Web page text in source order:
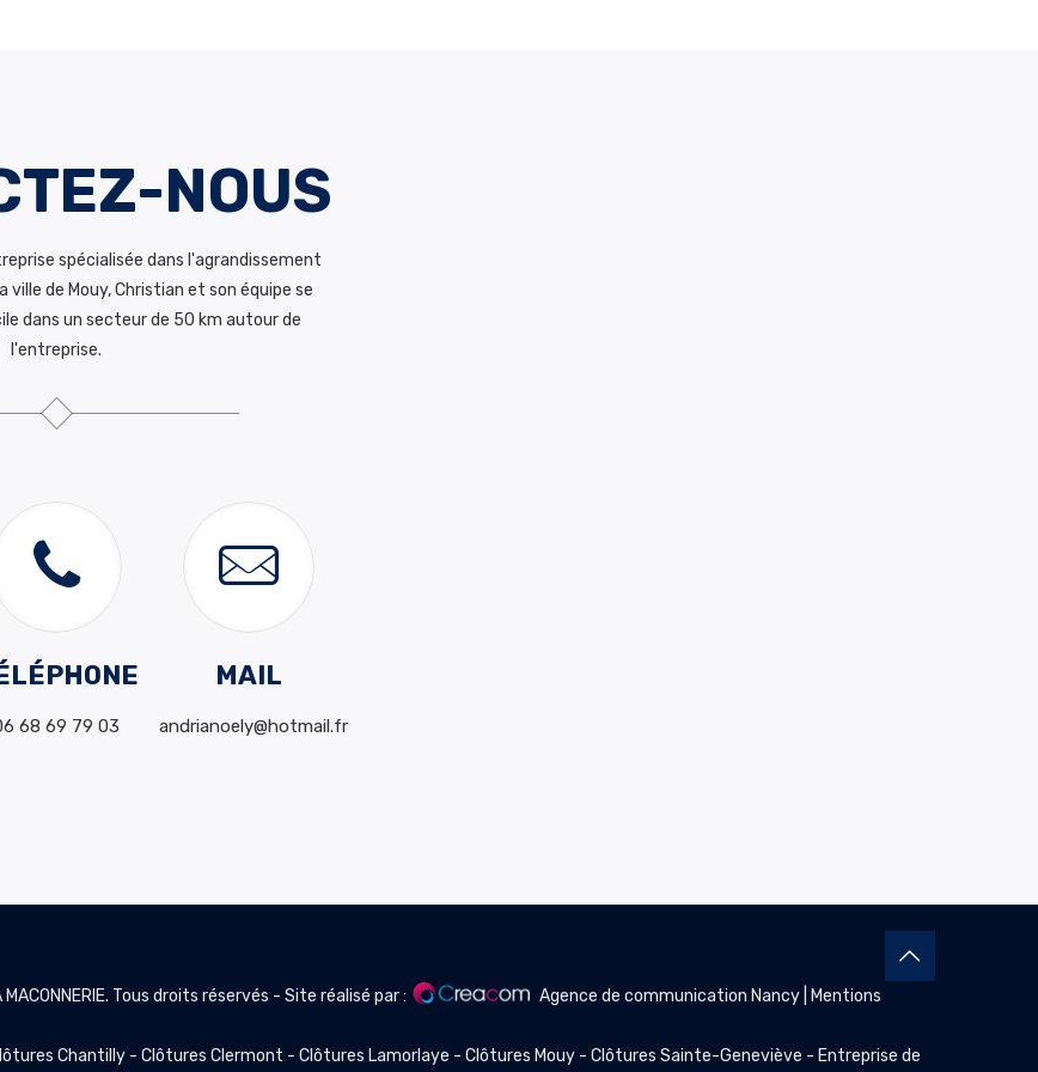
NOUS
spécialisée dans l'agrandissement
de Mouy, Christian et son équipe se
dans un secteur de 50 km autour de
l'entreprise.
68 69 79 03
MAIL
andrianoely@hotmail.fr
Tous droits réservés - Site réalisé par : Agence de communication Nancy
Mentions
Chantilly -Clôtures Clermont -Clôtures Lamorlaye -Clôtures Mouy -Clôtures Sainte-Geneviève - Entreprise de